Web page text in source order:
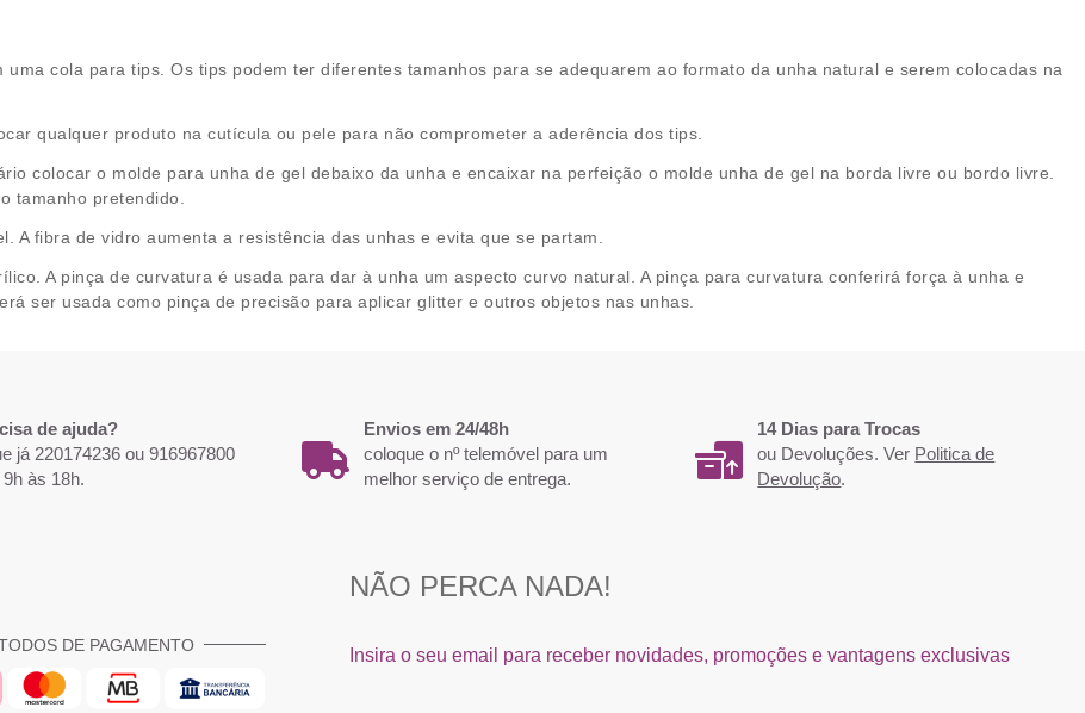
cola para tips. Os tips podem ter diferentes tamanhos para se adequarem ao formato da unha natural e serem colocadas na
qualquer produto na cutícula ou pele para não comprometer a aderência dos tips.
colocar o molde para unha de gel debaixo da unha e encaixar na perfeição o molde unha de gel na borda livre ou bordo livre.
tamanho pretendido.
A fibra de vidro aumenta a resistência das unhas e evita que se partam.
A pinça de curvatura é usada para dar à unha um aspecto curvo natural. A pinça para curvatura conferirá força à unha e
ser usada como pinça de precisão para aplicar glitter e outros objetos nas unhas.
de ajuda?
já 220174236 ou 916967800
às 18h.
Envios em 24/48h
coloque o nº telemóvel para um
melhor serviço de entrega.
14 Dias para Trocas
ou Devoluções. Ver Politica de
Devolução.
DE PAGAMENTO